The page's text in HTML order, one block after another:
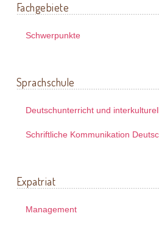
Fachgebiete
Schwerpunkte
Sprachschule
Deutschunterricht und
Schriftliche Kommunikation
Expatriat
Management